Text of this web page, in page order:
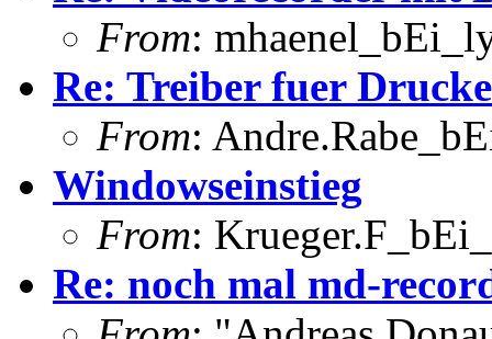
From:
Re: Treiber fuer
From:
Windowseinstieg
From:
Re: noch mal md-